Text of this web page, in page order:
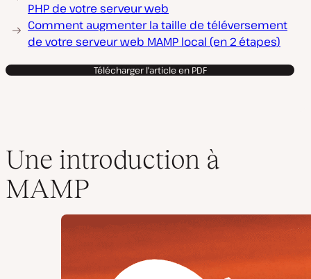
PHP de votre serveur web
Comment augmenter la taille de téléversement
de votre serveur web MAMP local (en 2 étapes)
Télécharger l'article en PDF
Une introduction à
MAMP